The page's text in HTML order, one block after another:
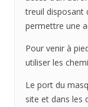
treuil disposant
permettre une
Pour venir à
utiliser les
Le port du
site et dans les